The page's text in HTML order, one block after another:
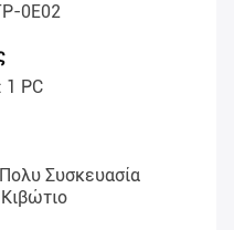
0E02
1 PC
Πολυ Συσκευασία